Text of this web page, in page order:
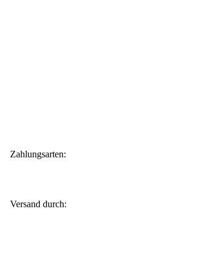
Zahlungsarten:
Versand durch: